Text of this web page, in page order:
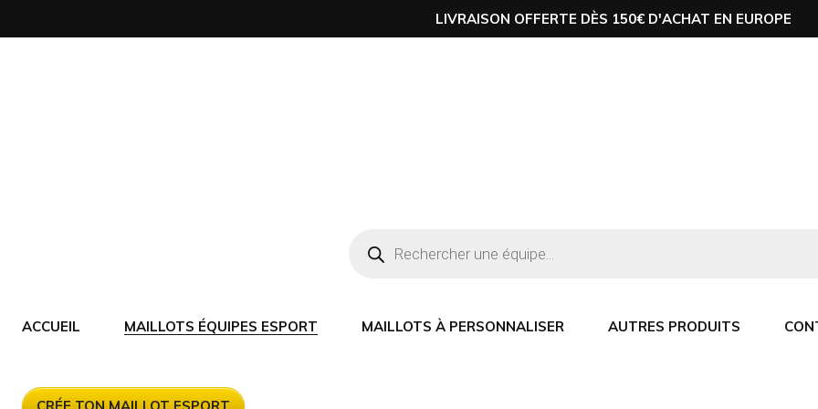
LIVRAISON OFFERTE DÈS 150€ D'ACHAT EN EUROPE
ACCUEIL MAILLOTS ÉQUIPES ESPORT MAILLOTS À PERSONNALISER AUTRES PRODUITS
CRÉE TON MAILLOT ESPORT